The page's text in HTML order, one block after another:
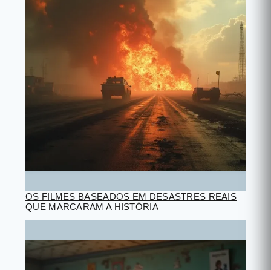
OS FILMES BASEADOS EM DESASTRES REAIS
QUE MARCARAM A HISTÓRIA